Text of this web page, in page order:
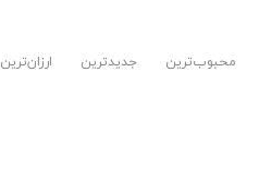
محبوب‌ترین جدیدترین ارزان‌ترین